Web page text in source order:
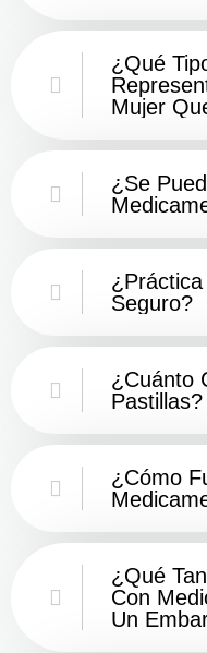
¿Qué
Mujer
¿Se
Seguro?
¿Cuánto
Pastillas?
¿Cómo
¿Qué
Con
Un